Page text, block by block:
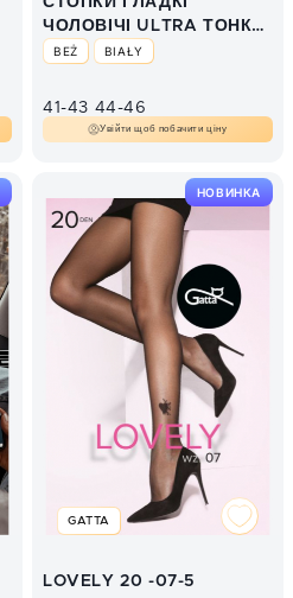
ЧОЛОВІЧІ ULTRA ТОНКІ
1399
BEŻ BIAŁY
41-43 44-46
Увійти щоб побачити ціну
НОВИНКА
GATTA
LOVELY 20 -07-5